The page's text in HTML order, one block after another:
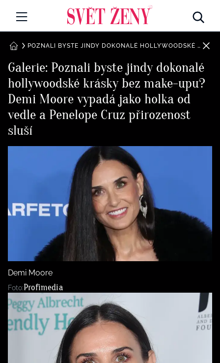
MÓDA A KRÁSA
CELEBRITY
Všechny kategorie
Rozhovory
RETROHUBKY
PSYCHOLOGIE
Všechny kategorie
Všechny kategorie
Všechny kategorie
Testy a kvízy
Všechny kategorie
Rady a tipy
BurdaMedia
Extra
SVĚT ŽENY - 599 KČ
DOMŮ POZNALI BYSTE JINDY DOKONALÉ HOLLYWOODSKÉ KRÁSKY BEZ MAKE-UPU? DEMI MOORE VYPADÁ JAKO HOLKA OD VEDLE A PENELOPE CRUZ PŘIROZENOST SLUŠÍ
Galerie: Poznali byste jindy dokonalé
hollywoodské krásky bez make-upu?
Demi Moore vypadá jako holka od
vedle a Penelope Cruz přirozenost
sluší
Demi Moore
Foto:Profimedia